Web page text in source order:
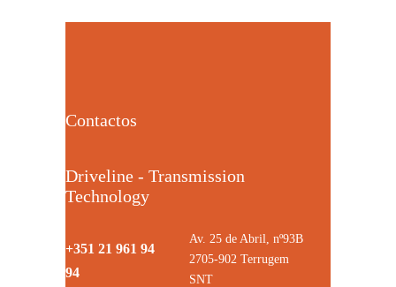
Contactos
Driveline - Transmission
Technology
+351 21 961 94
94
Av. 25 de Abril, nº93B
2705-902 Terrugem
SNT